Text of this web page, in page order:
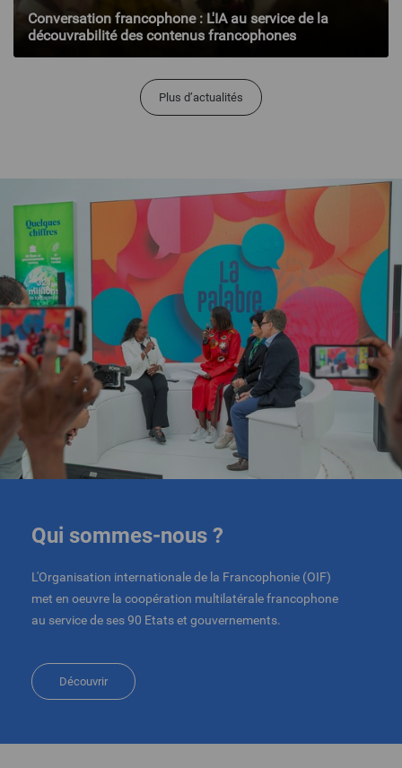
Conversation francophone : L'IA au service de la
découvrabilité des contenus francophones
Plus d’actualités
Qui sommes-nous ?
L'Organisation internationale de la Francophonie (OIF)
met en oeuvre la coopération multilatérale francophone
au service de ses 90 Etats et gouvernements.
Découvrir